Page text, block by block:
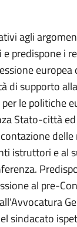
agli
predispone i
europea
di supporto
le politiche
Stato-città
istruttori e al
al pre-
sindacato